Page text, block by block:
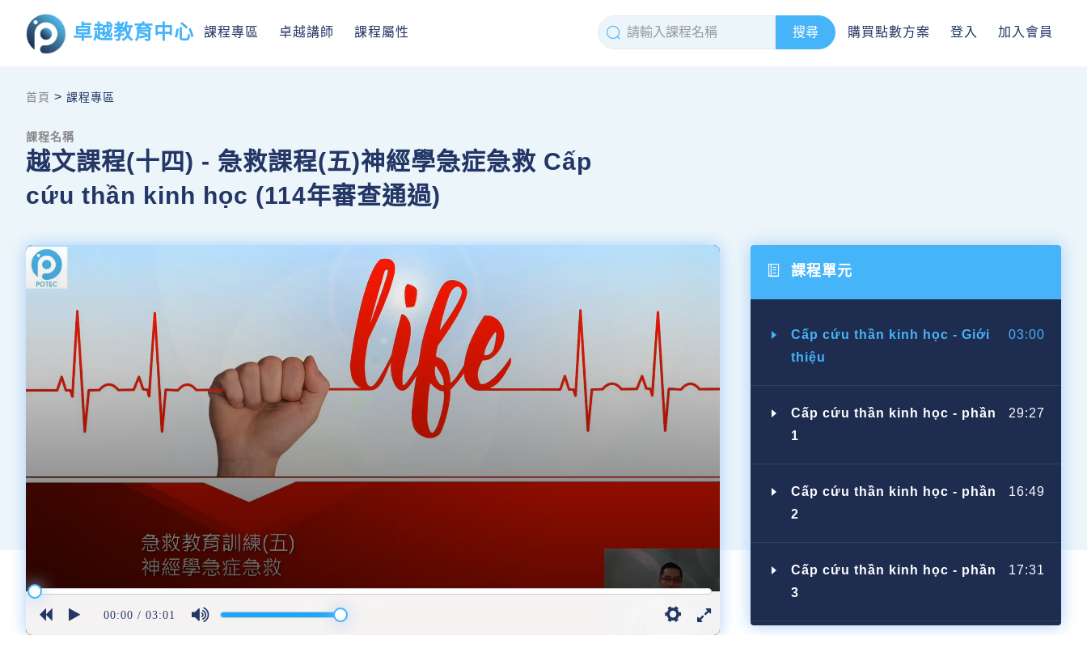
卓越教育中心 課程專區 卓越講師 課程屬性 購買點數方案 登入 加入會員
首頁 > 課程專區
課程名稱
越文課程(十四) - 急救課程(五)神經學急症急救 Cấp
cứu thần kinh học (114年審查通過)
00:00 / 03:01
課程單元
Cấp cứu thần kinh học - Giới
thiệu
03:00
Cấp cứu thần kinh học - phần
1
29:27
Cấp cứu thần kinh học - phần
2
16:49
Cấp cứu thần kinh học - phần
3
17:31